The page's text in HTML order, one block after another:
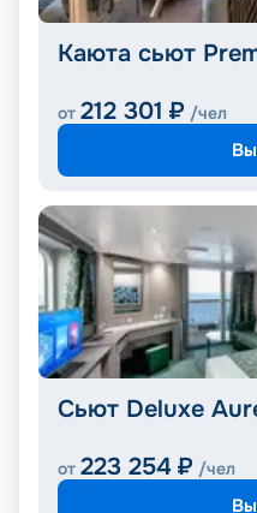
Каюта сьют
от 212 301 ₽ /чел
Сьют Deluxe
от 223 254 ₽ /чел